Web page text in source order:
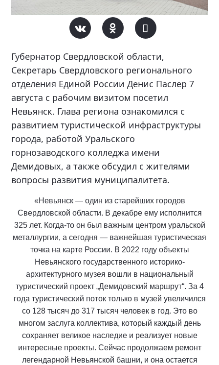
Губернатор Свердловской области,
Секретарь Свердловского регионального
отделения Единой России Денис Паслер 7
августа с рабочим визитом посетил
Невьянск. Глава региона ознакомился с
развитием туристической инфраструктуры
города, работой Уральского
горнозаводского колледжа имени
Демидовых, а также обсудил с жителями
вопросы развития муниципалитета.
«Невьянск — один из старейших городов
Свердловской области. В декабре ему исполнится
325 лет. Когда-то он был важным центром уральской
металлургии, а сегодня — важнейшая туристическая
точка на карте России. В 2022 году объекты
Невьянского государственного историко-
архитектурного музея вошли в национальный
туристический проект „Демидовский маршрут“. За 4
года туристический поток только в музей увеличился
со 128 тысяч до 317 тысяч человек в год. Это во
многом заслуга коллектива, который каждый день
сохраняет великое наследие и реализует новые
интересные проекты. Сейчас продолжаем ремонт
легендарной Невьянской башни, и она остается